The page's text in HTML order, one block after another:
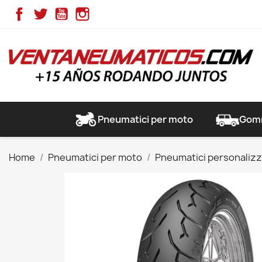
FacebookTwitterYouTube
Pneumatici per moto
Home Pneumatici per moto Pneumatici